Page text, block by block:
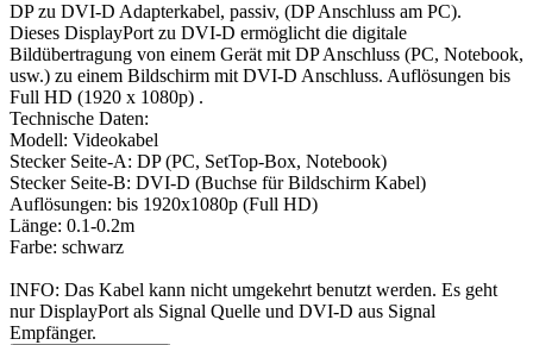
DP zu DVI-D Adapterkabel, passiv, (DP Anschluss am PC).
Dieses DisplayPort zu DVI-D ermöglicht die digitale
Bildübertragung von einem Gerät mit DP Anschluss (PC, Notebook,
usw.) zu einem Bildschirm mit DVI-D Anschluss. Auflösungen bis
Full HD (1920 x 1080p) .
Technische Daten:
Modell: Videokabel
Stecker Seite-A: DP (PC, SetTop-Box, Notebook)
Stecker Seite-B: DVI-D (Buchse für Bildschirm Kabel)
Auflösungen: bis 1920x1080p (Full HD)
Länge: 0.1-0.2m
Farbe: schwarz
INFO: Das Kabel kann nicht umgekehrt benutzt werden. Es geht
nur DisplayPort als Signal Quelle und DVI-D aus Signal
Empfänger.